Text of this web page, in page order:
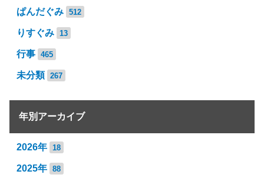
ぱんだぐみ 512
りすぐみ 13
行事 465
未分類 267
年別アーカイブ
2026年 18
2025年 88